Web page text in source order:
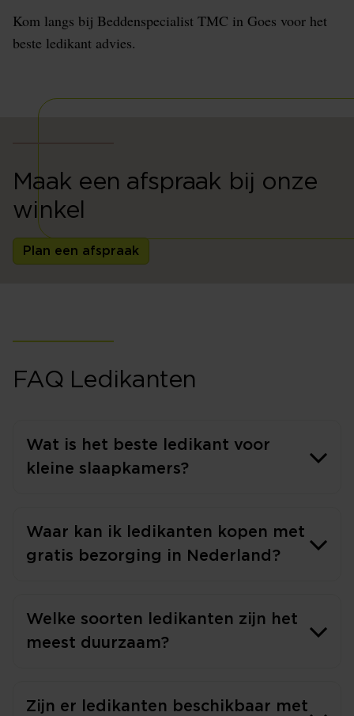
Kom langs bij Beddenspecialist TMC in Goes voor het
beste ledikant advies.
Maak een afspraak bij onze
winkel
Plan een afspraak
FAQ Ledikanten
Wat is het beste ledikant voor
kleine slaapkamers?
Waar kan ik ledikanten kopen met
gratis bezorging in Nederland?
Welke soorten ledikanten zijn het
meest duurzaam?
Zijn er ledikanten beschikbaar met